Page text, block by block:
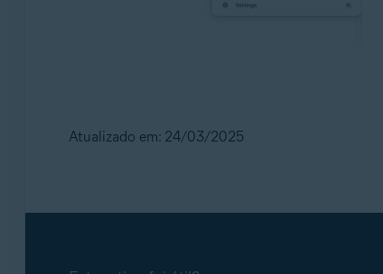
Atualizado em: 24/03/2025